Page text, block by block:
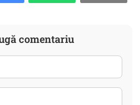
comentariu